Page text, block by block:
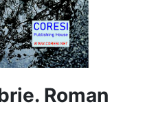
Roman